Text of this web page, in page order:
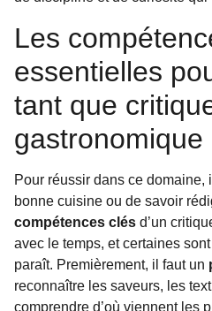
Les
essentielles
tant que
gastronomique
Pour réussir dans ce domaine,
bonne cuisine ou de savoir
compétences clés d’un
avec le temps, et certaines
paraît. Premièrement, il faut un
reconnaître les saveurs, les
comprendre d’où viennent les